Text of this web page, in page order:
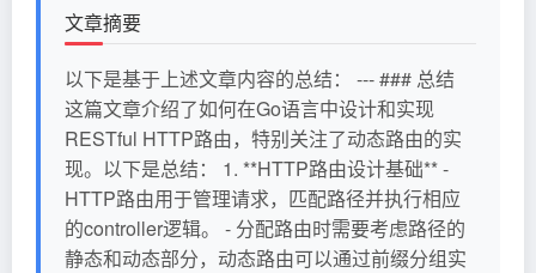
文章摘要
以下是基于上述文章内容的总结： --- ### 总结
这篇文章介绍了如何在Go语言中设计和实现
RESTful HTTP路由，特别关注了动态路由的实
现。以下是总结： 1. **HTTP路由设计基础** -
HTTP路由用于管理请求，匹配路径并执行相应
的controller逻辑。 - 分配路由时需要考虑路径的
静态和动态部分，动态路由可以通过前缀分组实